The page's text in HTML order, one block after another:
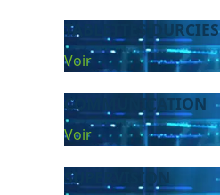
TABLETTES DURCIES
Voir
COMMUNICATION
Voir
SUPERVISION